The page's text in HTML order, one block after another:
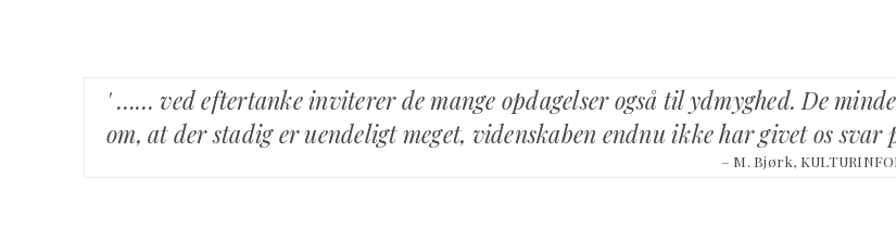
' …… ved eftertanke inviterer de mange opdagelser også til ydmyghed. De
om, at der stadig er uendeligt meget, videnskaben endnu ikke har givet os svar
– M. Bjørk,